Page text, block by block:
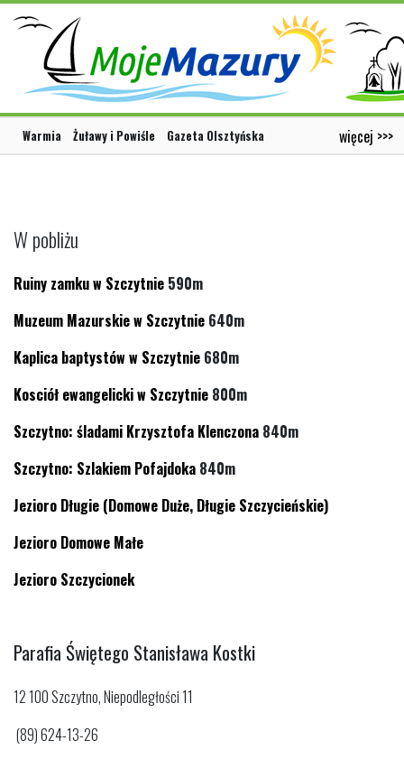
Warmia Żuławy i Powiśle Gazeta Olsztyńska więcej >>>
W pobliżu
Ruiny zamku w Szczytnie 590m
Muzeum Mazurskie w Szczytnie 640m
Kaplica baptystów w Szczytnie 680m
Kosciół ewangelicki w Szczytnie 800m
Szczytno: śladami Krzysztofa Klenczona 840m
Szczytno: Szlakiem Pofajdoka 840m
Jezioro Długie (Domowe Duże, Długie Szczycieńskie)
Jezioro Domowe Małe
Jezioro Szczycionek
Parafia Świętego Stanisława Kostki
12 100 Szczytno, Niepodległości 11
(89) 624-13-26